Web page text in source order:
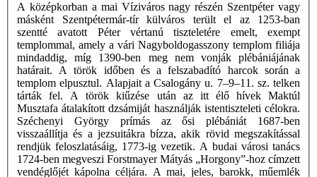
A középkorban a mai Víziváros nagy részén Szentpéter vagy
másként Szentpétermár-tír külváros terült el az 1253-ban
szentté avatott Péter vértanú tiszteletére emelt, exempt
templommal, amely a vári Nagyboldogasszony templom filiája
mindaddig, míg 1390-ben meg nem vonják plébániájának
határait. A török időben és a felszabadító harcok során a
templom elpusztul. Alapjait a Csalogány u. 7–9–11. sz. telken
tárták fel. A török kiűzése után az itt élő hívek Maktúl
Musztafa átalakított dzsámiját használják istentiszteleti célokra.
Széchenyi György prímás az ősi plébániát 1687-ben
visszaállítja és a jezsuitákra bízza, akik rövid megszakítással
rendjük feloszlatásáig, 1773-ig vezetik. A budai városi tanács
1724-ben megveszi Forstmayer Mátyás „Horgony”-hoz címzett
vendéglőjét kápolna céljára. A mai, jeles, barokk, műemlék